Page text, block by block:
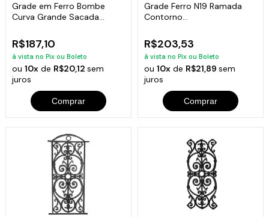
Grade em Ferro Bombe
Curva Grande Sacada
R$187,10
à vista no Pix ou Boleto
ou10x de R$20,12sem
juros
Comprar
Grade Ferro N19 Ramada
Contorno
80X41
R$203,53
à vista no Pix ou Boleto
ou 10xde R$21,89 sem
juros
Comprar